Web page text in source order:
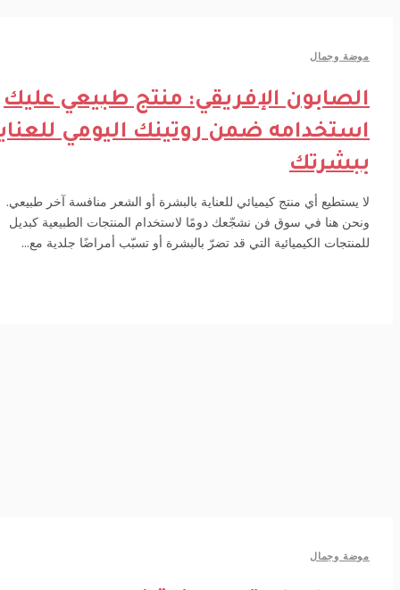
وجمال
الإفريقي: منتج طبيعي عليك
ضمن روتينك اليومي للعناية
يستطيع أي منتج كيميائي للعناية بالبشرة أو الشعر منافسة آخر طبيعي.
هنا في سوق فن نشجّعك دومًا لاستخدام المنتجات الطبيعية كبديل
الكيميائية التي قد تضرّ بالبشرة أو تسبّب أمراضًا جلدية مع...
وجمال